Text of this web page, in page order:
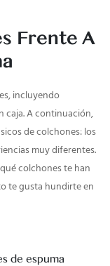
Frente A
incluyendo
caja. A continuación,
de colchones: los
muy diferentes.
colchones te han
te gusta hundirte en
de espuma